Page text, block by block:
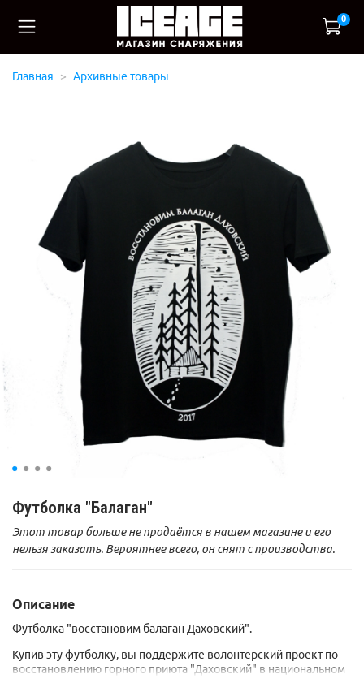
0
Главная Архивные товары
Футболка "Балаган"
Этот товар больше не продаётся в нашем магазине и его
нельзя заказать. Вероятнее всего, он снят с производства.
Описание
Футболка "восстановим балаган Даховский".
Купив эту футболку, вы поддержите волонтерский проект по
восстановлению горного приюта "Даховский" в национальном